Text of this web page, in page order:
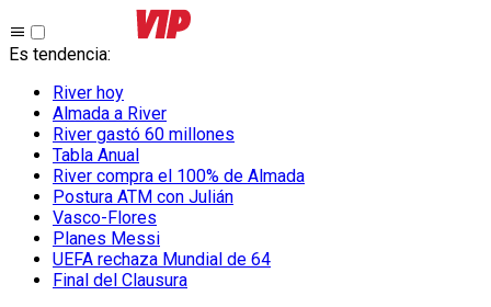
Es tendencia:
River hoy
Almada a River
River gastó 60 millones
Tabla Anual
River compra el 100% de Almada
Postura ATM con Julián
Vasco-Flores
Planes Messi
UEFA rechaza Mundial de 64
Final del Clausura